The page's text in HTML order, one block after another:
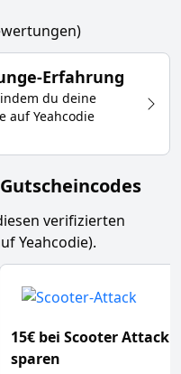
)
-Erfahrung
du deine
auf Yeahcodie
verifizierten
Yeahcodie).
15€ bei Scooter Attack
sparen